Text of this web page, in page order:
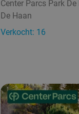
Center Parcs Park De
De Haan
Verkocht: 16